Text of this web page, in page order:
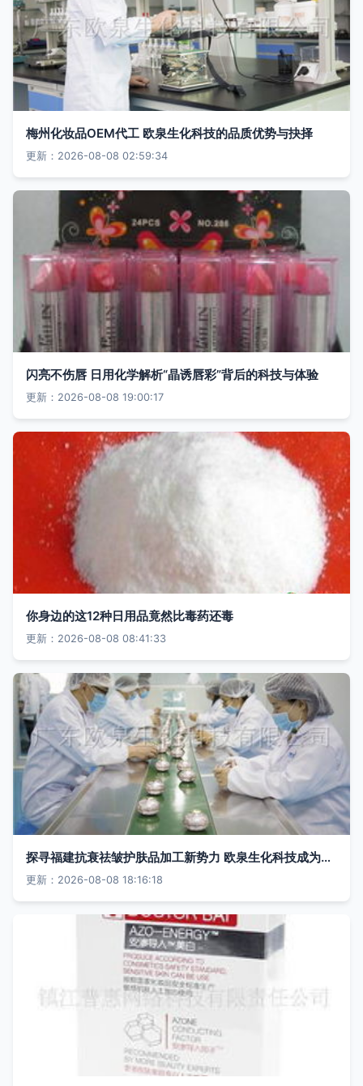
梅州化妆品OEM代工 欧泉生化科技的品质优势与抉择
更新：2026-08-08 02:59:34
闪亮不伤唇 日用化学解析“晶诱唇彩”背后的科技与体验
更新：2026-08-08 19:00:17
你身边的这12种日用品竟然比毒药还毒
更新：2026-08-08 08:41:33
探寻福建抗衰祛皱护肤品加工新势力 欧泉生化科技成为行业推荐商家
更新：2026-08-08 18:16:18